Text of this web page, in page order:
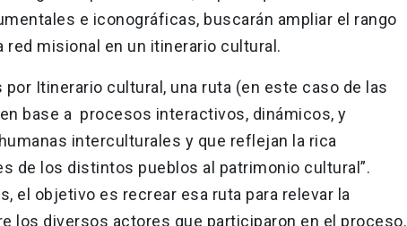
e iconográficas, buscarán ampliar el rango
red misional en un itinerario cultural.
Itinerario cultural, una ruta (en este caso de las
base a procesos interactivos, dinámicos, y
interculturales y que reflejan la rica
de los distintos pueblos al patrimonio cultural”.
el objetivo es recrear esa ruta para relevar la
los diversos actores que participaron en el proceso.